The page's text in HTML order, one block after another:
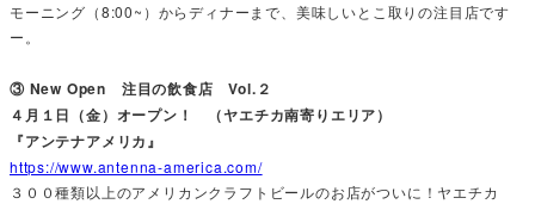
モーニング（8:00~）からディナーまで、美味しいとこ取りの注目店です
ー。
③ New Open 注目の飲食店 Vol.２
４月１日（金）オープン！ （ヤエチカ南寄りエリア）
『アンテナアメリカ』
https://www.antenna-america.com/
３００種類以上のアメリカンクラフトビールのお店がついに！ヤエチカ